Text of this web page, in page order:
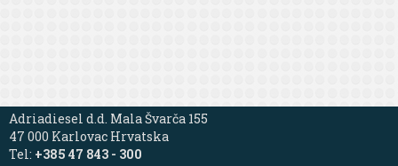
Adriadiesel d.d. Mala Švarča 155
47 000 Karlovac Hrvatska
Tel: +385 47 843 - 300